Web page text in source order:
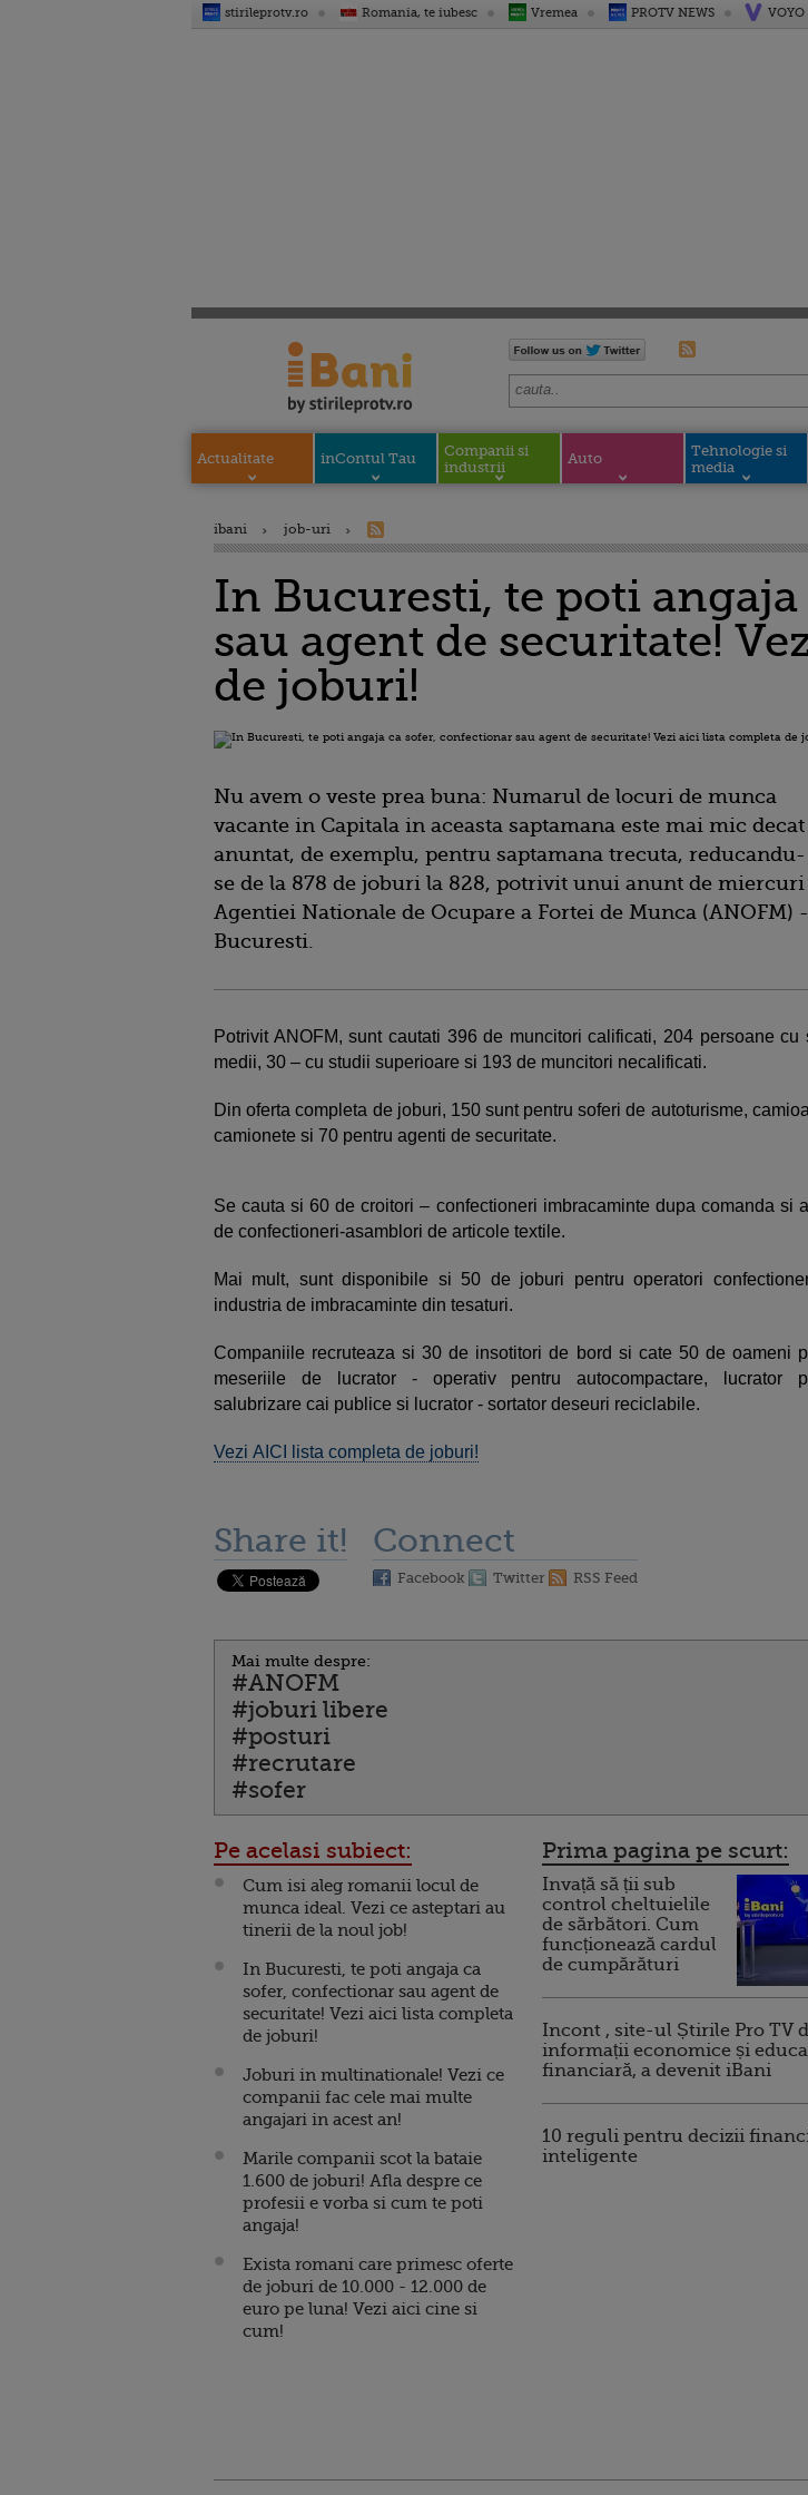
stirileprotv.ro Romania, te iubesc Vremea PROTV NEWS VOYO
Actualitate inContul Tau
Companii si
industrii
Auto
Tehnologie si
media
ibani job-uri
In Bucuresti, te poti
sau agent de securitate!
de joburi!
Nu avem o veste prea buna: Numarul de locuri de munca
vacante in Capitala in aceasta saptamana este mai mic
anuntat, de exemplu, pentru saptamana trecuta, reducandu-
se de la 878 de joburi la 828, potrivit unui anunt de miercuri
Agentiei Nationale de Ocupare a Fortei de Munca (ANOFM) -
Bucuresti.
Potrivit ANOFM, sunt cautati 396 de muncitori calificati, 204 persoane cu
medii, 30 – cu studii superioare si 193 de muncitori necalificati.
Din oferta completa de joburi, 150 sunt pentru soferi de autoturisme,
camionete si 70 pentru agenti de securitate.
Se cauta si 60 de croitori – confectioneri imbracaminte dupa comanda si
de confectioneri-asamblori de articole textile.
Mai mult, sunt disponibile si 50 de joburi pentru operatori
industria de imbracaminte din tesaturi.
Companiile recruteaza si 30 de insotitori de bord si cate 50 de oameni
meseriile de lucrator - operativ pentru autocompactare, lucrator
salubrizare cai publice si lucrator - sortator deseuri reciclabile.
Vezi AICI lista completa de joburi!
Share it! Connect
Facebook Twitter RSS Feed
Mai multe despre:
#ANOFM
#joburi libere
#posturi
#recrutare
#sofer
Pe acelasi subiect:
Cum isi aleg romanii locul de
munca ideal. Vezi ce asteptari au
tinerii de la noul job!
In Bucuresti, te poti angaja ca
sofer, confectionar sau agent de
securitate! Vezi aici lista completa
de joburi!
Joburi in multinationale! Vezi ce
companii fac cele mai multe
angajari in acest an!
Marile companii scot la bataie
1.600 de joburi! Afla despre ce
profesii e vorba si cum te poti
angaja!
Exista romani care primesc oferte
de joburi de 10.000 - 12.000 de
euro pe luna! Vezi aici cine si
cum!
Prima pagina pe scurt:
Invață să ții sub
control cheltuielile
de sărbători. Cum
funcționează cardul
de cumpărături
Incont , site-ul Știrile Pro TV
informații economice și
financiară, a devenit iBani
10 reguli pentru decizii
inteligente